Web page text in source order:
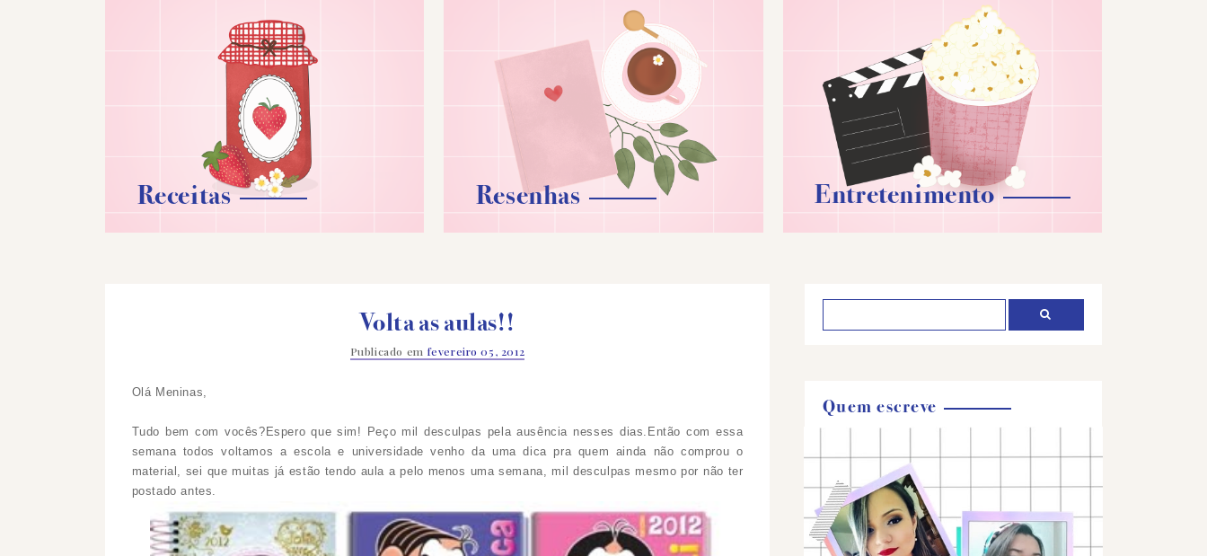
Receitas Resenhas Entretenimento
Volta as aulas!!
Publicado em fevereiro 05, 2012
Olá Meninas,
Tudo bem com vocês?Espero que sim! Peço mil desculpas pela ausência nesses dias.Então com essa
semana todos voltamos a escola e universidade venho da uma dica pra quem ainda não comprou o
material, sei que muitas já estão tendo aula a pelo menos uma semana, mil desculpas mesmo por não ter
postado antes.
Quem escreve